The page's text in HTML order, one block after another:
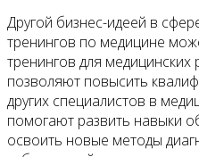
Другой бизнес-идеей в
тренингов по медицине
тренингов для медицинских
позволяют повысить
других специалистов в
помогают развить навыки
освоить новые методы